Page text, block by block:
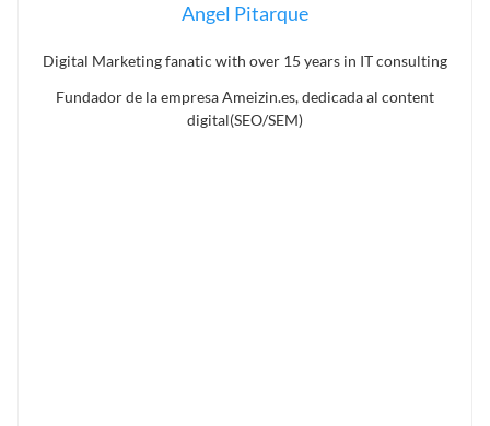
Angel Pitarque
Digital Marketing fanatic with over 15 years in IT consulting
Fundador de la empresa Ameizin.es, dedicada al content
digital(SEO/SEM)